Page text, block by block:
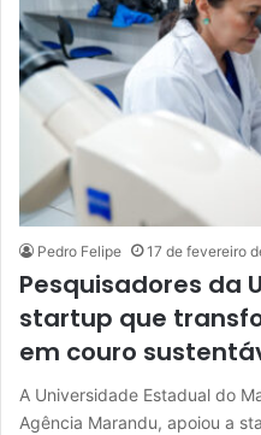
Pedro Felipe 17 de fevereiro
Pesquisadores da
startup que
em couro
A Universidade Estadual do
Agência Marandu, apoiou a